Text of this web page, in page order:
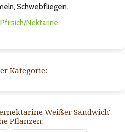
Schwebfliegen.
Pfirsich/Nektarine
Kategorie:
Weißer Sandwich'
Pflanzen: